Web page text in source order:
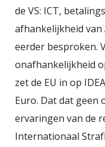
Ik heb een
heb zowel bij de
en bij de
gewerkt.
Zuid-Holland.
persoonlijke titel.
Je kan me ook
de VS: ICT,
afhankelijkheid van
eerder besproken.
onafhankelijkheid
zet de EU in op
Euro. Dat dat geen
ervaringen van de
Internationaal